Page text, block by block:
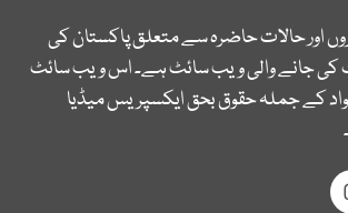
اور حالات حاضرہ سے متعلق پاکستان کی
کی جانے والی ویب سائٹ ہے۔ اس ویب سائٹ
کے جملہ حقوق بحق ایکسپریس میڈیا